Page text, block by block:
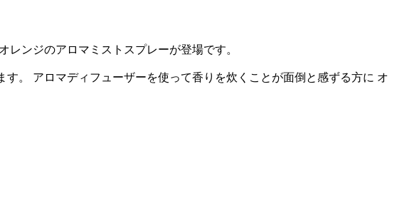
ンジのアロマミストスプレーが登場です。
。 アロマディフューザーを使って香りを炊くことが面倒と感ずる方に オ